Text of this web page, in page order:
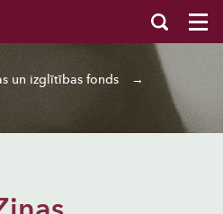
un izglītības fonds
→